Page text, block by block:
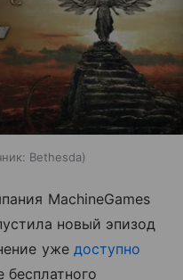
Bethesda
MachineGames
новый эпизод
уже доступно
бесплатного